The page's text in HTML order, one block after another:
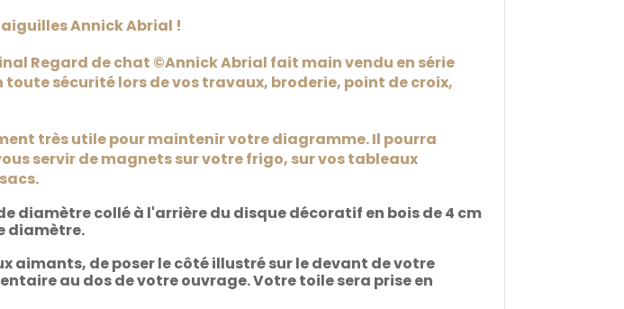
Annick Abrial !
Regard de chat ©Annick Abrial fait main vendu en série
sécurité lors de vos travaux, broderie, point de croix,
très utile pour maintenir votre diagramme. Il pourra
servir de magnets sur votre frigo, sur vos tableaux
diamètre collé à l'arrière du disque décoratif en bois de 4 cm
diamètre.
de poser le côté illustré sur le devant de votre
au dos de votre ouvrage. Votre toile sera prise en